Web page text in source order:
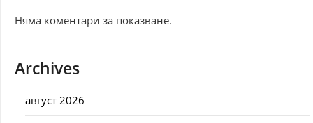
Няма коментари за показване.
Archives
август 2026